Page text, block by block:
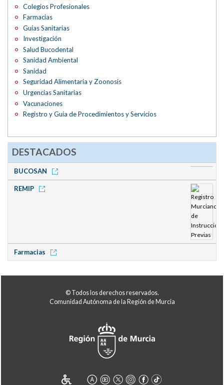
Colegios Profesionales
Farmacias
Guías Sanitarias
Investigación
Salud Bucodental
Sanidad Ambiental
Sanidad
Seguridad Alimentaria y Zoonosis
Urgencias Sanitarias
Vacunaciones
Registro y Guía de Procedimientos y Servicios
DESTACADOS
BUCOSAN
REMIP
Farmacias
© Todos los derechos reservados.
Comunidad Autónoma de la Región de Murcia